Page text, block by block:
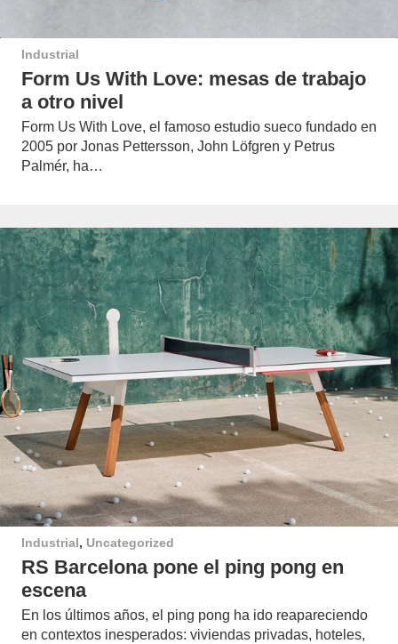
Industrial
Form Us With Love: mesas de trabajo
a otro nivel
Form Us With Love, el famoso estudio sueco fundado en
2005 por Jonas Pettersson, John Löfgren y Petrus
Palmér, ha…
Industrial, Uncategorized
RS Barcelona pone el ping pong en
escena
En los últimos años, el ping pong ha ido reapareciendo
en contextos inesperados: viviendas privadas, hoteles,